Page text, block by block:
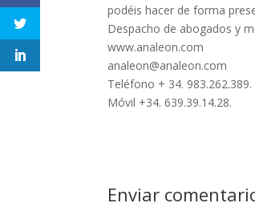
podéis hacer de forma
Despacho de abogados y
www.analeon.com
analeon@analeon.com
Teléfono + 34. 983.262.389.
Móvil +34. 639.39.14.28.
Enviar